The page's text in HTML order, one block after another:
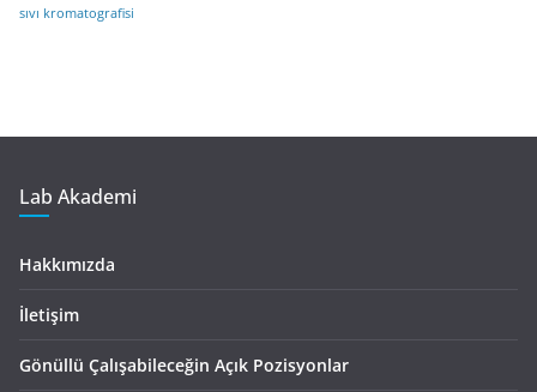
sıvı kromatografisi
Lab Akademi
Hakkımızda
İletişim
Gönüllü Çalışabileceğin Açık Pozisyonlar